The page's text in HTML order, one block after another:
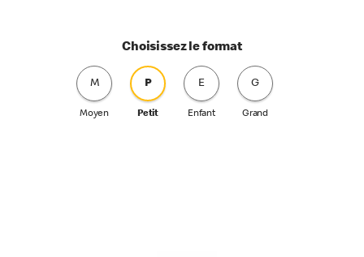
Choisissez le format
M
Moyen
P
Petit
E
Enfant
G
Grand